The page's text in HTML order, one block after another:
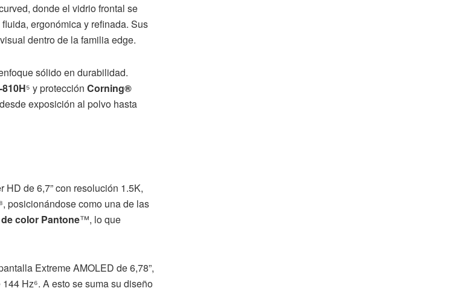
donde el vidrio frontal se
ergonómica y refinada. Sus
dentro de la familia edge.
sólido en durabilidad.
⁵ y protección Corning®
exposición al polvo hasta
HD de 6,7” con resolución 1.5K,
posicionándose como una de las
color Pantone™, lo que
Extreme AMOLED de 6,78”,
Hz⁶. A esto se suma su diseño